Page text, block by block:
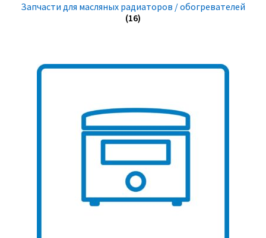
Запчасти для масляных радиаторов / обогревателей
(16)